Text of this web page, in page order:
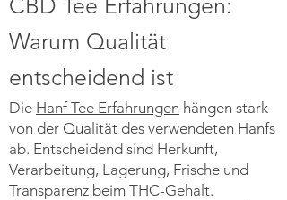
CBD Tee Erfahrungen:
Warum Qualität
entscheidend ist
Die Hanf Tee Erfahrungen hängen stark
von der Qualität des verwendeten Hanfs
ab. Entscheidend sind Herkunft,
Verarbeitung, Lagerung, Frische und
Transparenz beim THC-Gehalt.